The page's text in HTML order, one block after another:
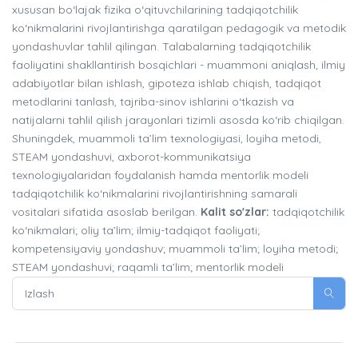
xususan bo‘lajak fizika o‘qituvchilarining tadqiqotchilik
ko‘nikmalarini rivojlantirishga qaratilgan pedagogik va metodik
yondashuvlar tahlil qilingan. Talabalarning tadqiqotchilik
faoliyatini shakllantirish bosqichlari - muammoni aniqlash, ilmiy
adabiyotlar bilan ishlash, gipoteza ishlab chiqish, tadqiqot
metodlarini tanlash, tajriba-sinov ishlarini o‘tkazish va
natijalarni tahlil qilish jarayonlari tizimli asosda ko‘rib chiqilgan.
Shuningdek, muammoli ta’lim texnologiyasi, loyiha metodi,
STEAM yondashuvi, axborot-kommunikatsiya
texnologiyalaridan foydalanish hamda mentorlik modeli
tadqiqotchilik ko‘nikmalarini rivojlantirishning samarali
vositalari sifatida asoslab berilgan. Kalit so'zlar: tadqiqotchilik
ko‘nikmalari; oliy ta’lim; ilmiy-tadqiqot faoliyati;
kompetensiyaviy yondashuv; muammoli ta’lim; loyiha metodi;
STEAM yondashuvi; raqamli ta’lim; mentorlik modeli